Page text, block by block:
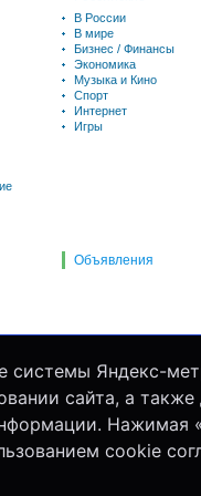
В России
В мире
Бизнес / Финансы
Экономика
Музыка и Кино
Спорт
Интернет
Игры
Объявления
Яндекс-
сайта, а также
Нажимая
cookie